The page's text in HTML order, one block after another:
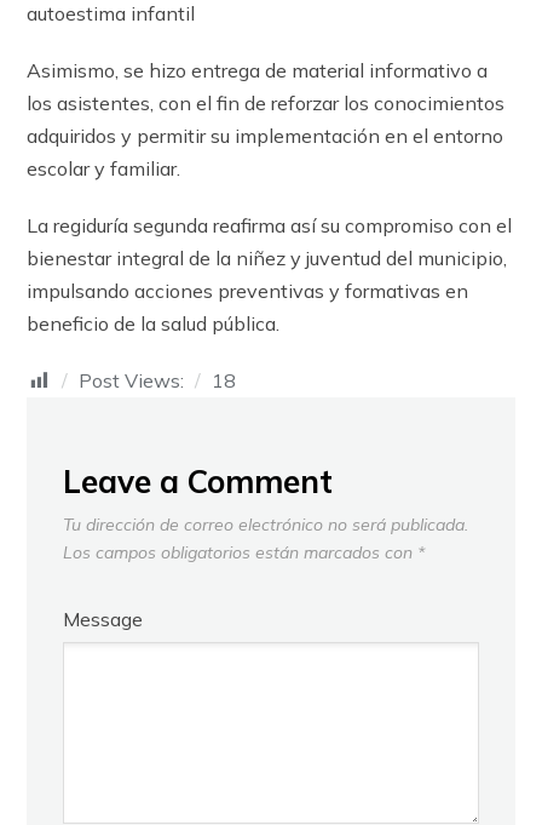
autoestima infantil
Asimismo, se hizo entrega de material informativo a
los asistentes, con el fin de reforzar los conocimientos
adquiridos y permitir su implementación en el entorno
escolar y familiar.
La regiduría segunda reafirma así su compromiso con el
bienestar integral de la niñez y juventud del municipio,
impulsando acciones preventivas y formativas en
beneficio de la salud pública.
Post Views: 18
Leave a Comment
Tu dirección de correo electrónico no será publicada.
Los campos obligatorios están marcados con *
Message